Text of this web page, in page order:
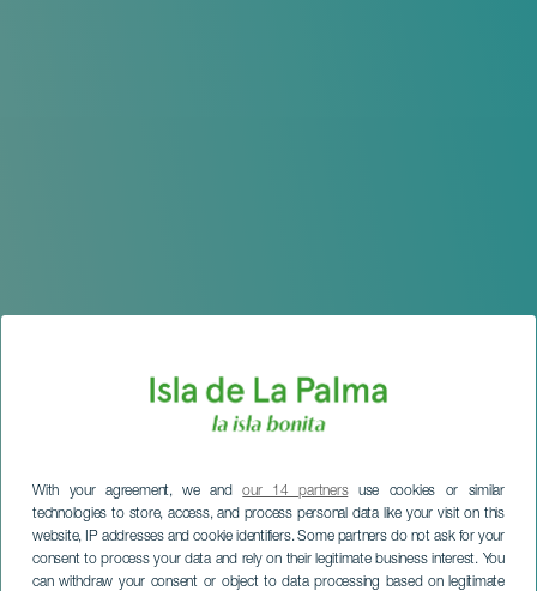
With your agreement, we andour 14 partnersuse cookies or similar
technologies to store, access, and process personal data like your visit on this
website, IP addresses and cookie identifiers. Some partners do not ask for your
consent to process your data and rely on their legitimate business interest. You
can withdraw your consent or object to data processing based on legitimate